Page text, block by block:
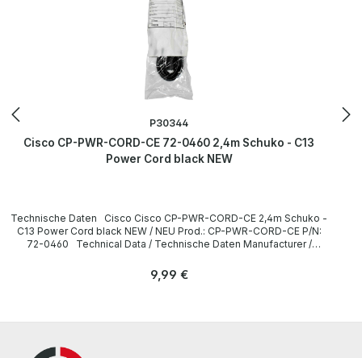
P30344
Cisco CP-PWR-CORD-CE 72-0460 2,4m Schuko - C13
Power Cord black NEW
Technische Daten Cisco Cisco CP-PWR-CORD-CE 2,4m Schuko -
C13 Power Cord black NEW / NEU Prod.: CP-PWR-CORD-CE P/N:
72-0460 Technical Data / Technische Daten Manufacturer /
can be found on the pages of the manufacturer. Weitere
Regulärer Preis:
9,99 €